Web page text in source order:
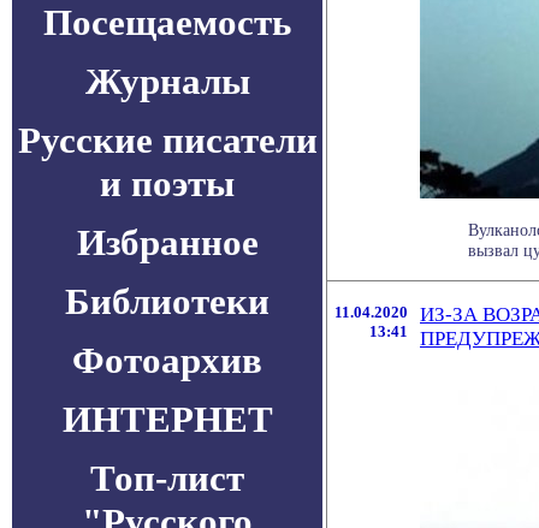
Посещаемость
Журналы
Русские писатели
и поэты
Избранное
Библиотеки
Фотоархив
ИНТЕРНЕТ
Топ-лист
вызвал
11.04.2020
13:41
ИЗ-ЗА